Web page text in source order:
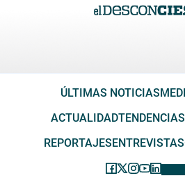
ÚLTIMAS NOTICIAS
ACTUALIDADTENDENCIAS
REPORTAJESENTREVISTAS